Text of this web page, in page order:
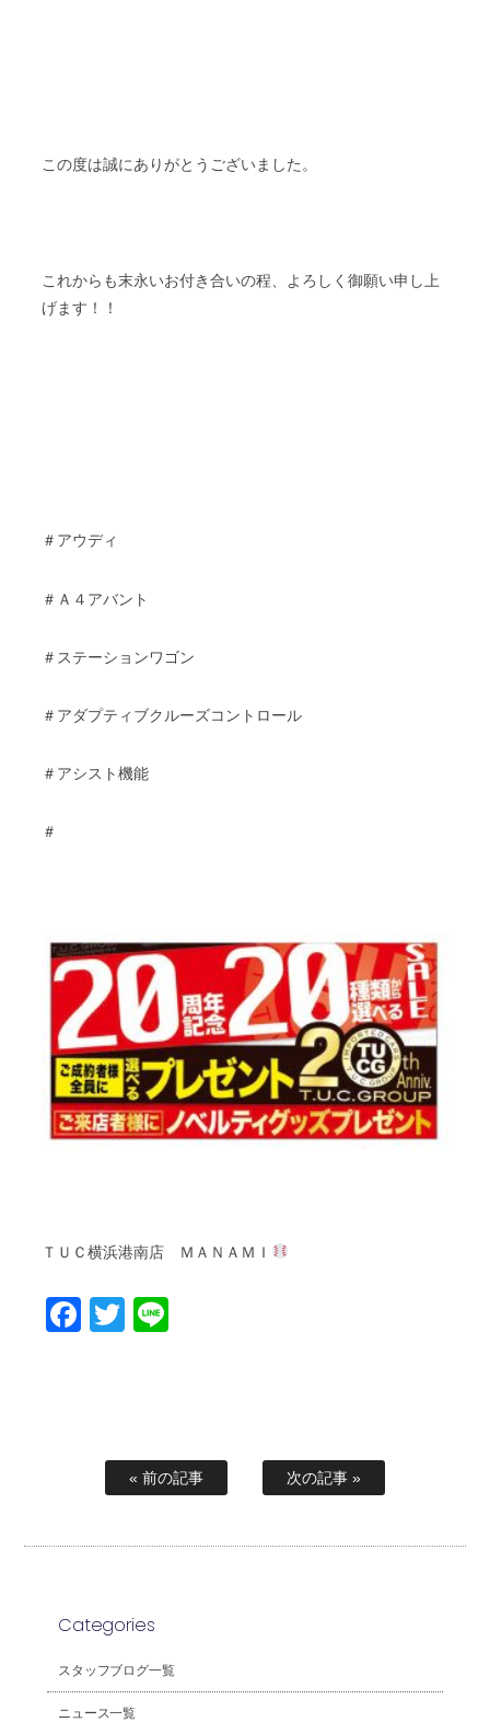
この度は誠にありがとうございました。
これからも末永いお付き合いの程、よろしく御願い申し上
げます！！
＃アウディ
＃ Ａ４ アバント
＃ステーションワゴン
＃アダプティブクルーズコントロール
＃アシスト機能
＃
ＴＵＣ横浜港南店 ＭＡＮＡＭＩ
Facebook
Twitter
« 前の記事 次の記事 »
Categories
スタッフブログ一覧
ニュース一覧